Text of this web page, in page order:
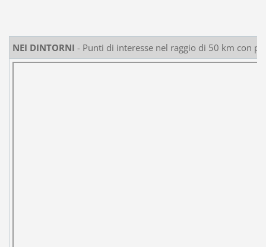
NEI DINTORNI - Punti di interesse nel raggio di 50 km con